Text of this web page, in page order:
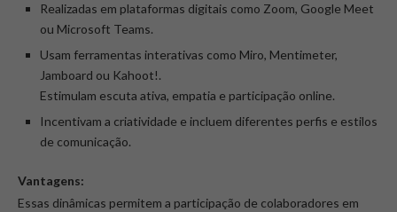
Realizadas em plataformas digitais como Zoom, Google Meet
ou Microsoft Teams.
Usam ferramentas interativas como Miro, Mentimeter,
Jamboard ou Kahoot!.
Estimulam escuta ativa, empatia e participação online.
Incentivam a criatividade e incluem diferentes perfis e estilos
de comunicação.
Vantagens:
Essas dinâmicas permitem a participação de colaboradores em